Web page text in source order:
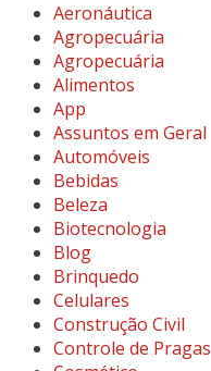
Aeronáutica
Agropecuária
Agropecuária
Alimentos
App
Assuntos em Geral
Automóveis
Bebidas
Beleza
Biotecnologia
Blog
Brinquedo
Celulares
Construção Civil
Controle de Pragas